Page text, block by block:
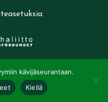
kävijäseurantaan.
Kiellä